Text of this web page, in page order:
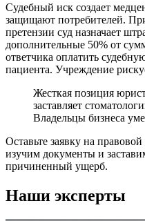
Судебный иск создает
защищают потребителей.
претензии суд назначает
дополнительные 50% от
ответчика оплатить
пациента. Учреждение
Жесткая позиция
заставляет
Владельцы бизнеса
Оставьте заявку на
изучим документы и
причиненный ущерб.
Наши эксперты